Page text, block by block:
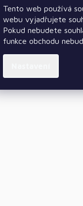
Tento web používá
webu vyjadřujete
Pokud nebudete
funkce obchodu